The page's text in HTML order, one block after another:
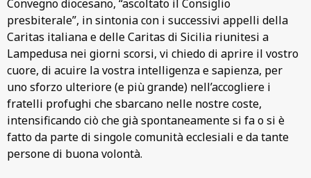
Convegno diocesano, “ascoltato il Consiglio
presbiterale”, in sintonia con i successivi appelli della
Caritas italiana e delle Caritas di Sicilia riunitesi a
Lampedusa nei giorni scorsi, vi chiedo di aprire il vostro
cuore, di acuire la vostra intelligenza e sapienza, per
uno sforzo ulteriore (e più grande) nell’accogliere i
fratelli profughi che sbarcano nelle nostre coste,
intensificando ciò che già spontaneamente si fa o si è
fatto da parte di singole comunità ecclesiali e da tante
persone di buona volontà.